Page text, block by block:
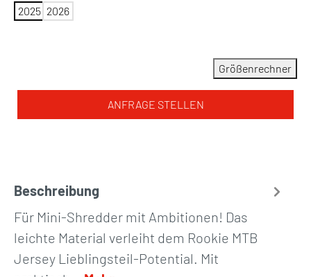
2025 2026
Größenrechner
ANFRAGE STELLEN
Beschreibung
Für Mini-Shredder mit Ambitionen! Das
leichte Material verleiht dem Rookie MTB
Jersey Lieblingsteil-Potential. Mit